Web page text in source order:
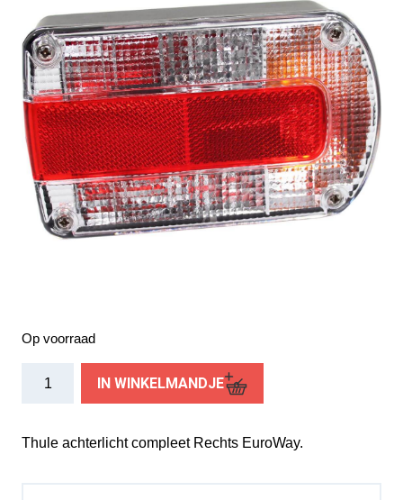
Op voorraad
EuroWay
IN WINKELMANDJE
Thule achterlicht compleet Rechts EuroWay.